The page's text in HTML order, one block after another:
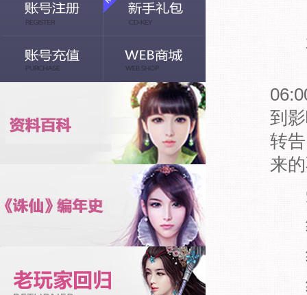
亲
到
转
来
受
经
经
经